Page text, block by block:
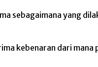
sebagaimana yang
kebenaran dari